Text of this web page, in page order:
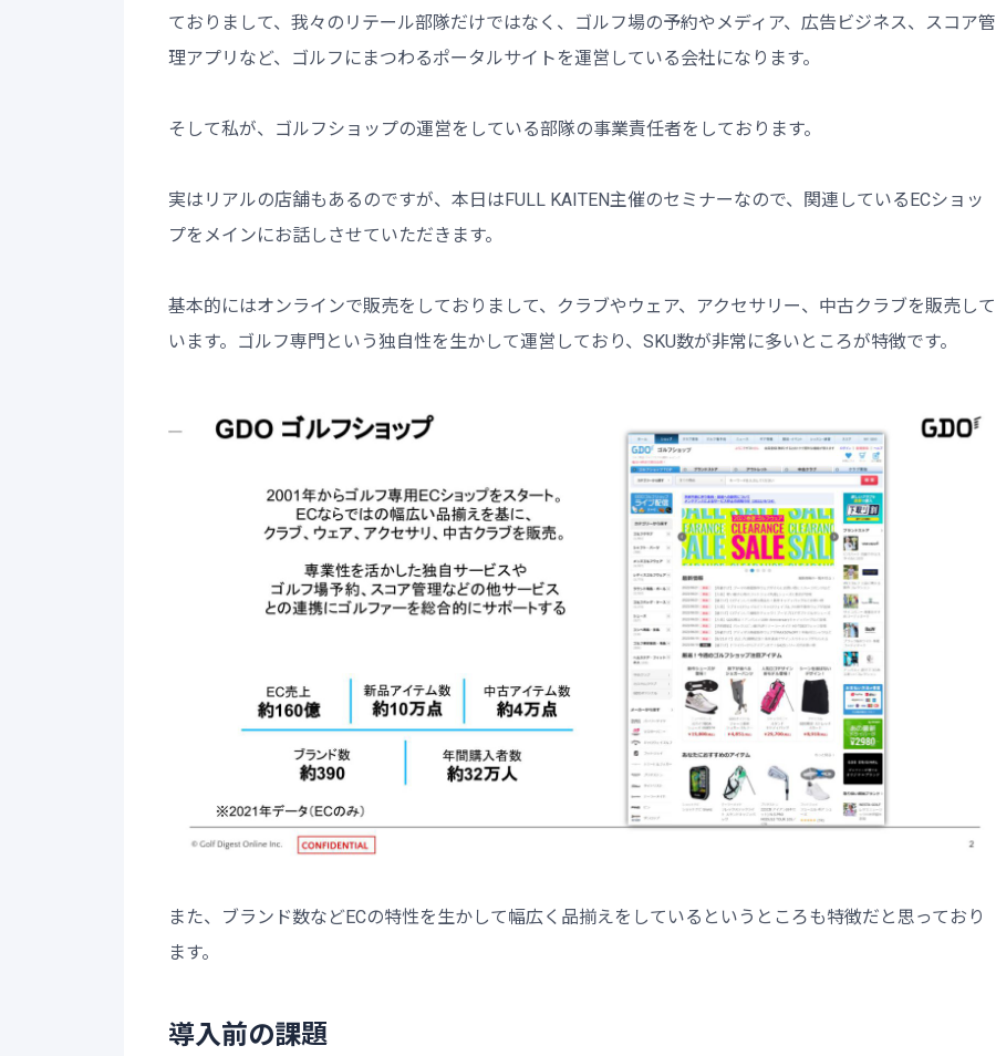
ておりまして、我々のリテール部隊だけではなく、ゴルフ場の予約やメディア、広告ビジネス、スコア管
理アプリなど、ゴルフにまつわるポータルサイトを運営している会社になります。
そして私が、ゴルフショップの運営をしている部隊の事業責任者をしております。
実はリアルの店舗もあるのですが、本日はFULL KAITEN主催のセミナーなので、関連しているECショッ
プをメインにお話しさせていただきます。
基本的にはオンラインで販売をしておりまして、クラブやウェア、アクセサリー、中古クラブを販売して
います。ゴルフ専門という独自性を生かして運営しており、SKU数が非常に多いところが特徴です。
また、ブランド数などECの特性を生かして幅広く品揃えをしているというところも特徴だと思っており
ます。
導入前の課題